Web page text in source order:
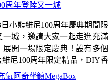
周年登陸又一城
小熊維尼100周年慶典期間限
一城，邀請大家一起走進充滿
開一場限定慶典！設有多個
尼100周年限定精品，DIY香